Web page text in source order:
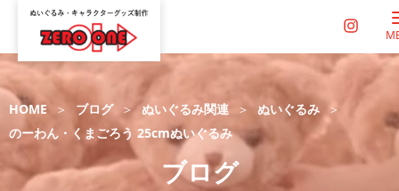
HOME ブログ ぬいぐるみ関連
ぬいぐるみ
のーわん・くまごろう 25cmぬいぐるみ
ブログ